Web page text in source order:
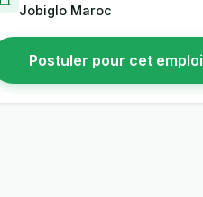
Jobiglo Maroc
Postuler pour cet emploi